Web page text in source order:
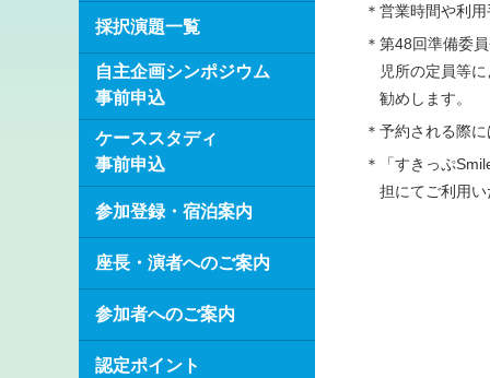
採択演題一覧
自主企画シンポジウム
事前申込
ケーススタディ
事前申込
参加登録・宿泊案内
座長・演者へのご案内
参加者へのご案内
認定ポイント
＊営業時間や利
＊第48回準備委
児所の定員等
勧めします。
＊予約される際
＊「すきっぷ
担にてご利用